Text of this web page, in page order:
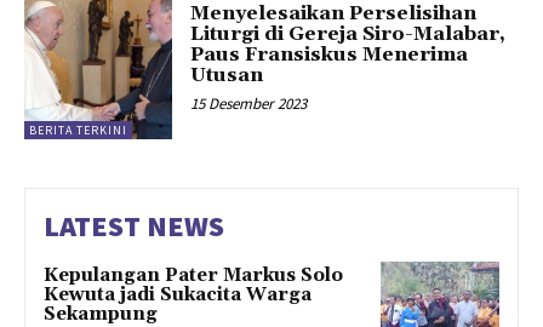
BERITA TERKINI
Menyelesaikan Perselisihan
Liturgi di Gereja Siro-Malabar,
Paus Fransiskus Menerima
Utusan
15 Desember 2023
LATEST NEWS
Kepulangan Pater Markus Solo
Kewuta jadi Sukacita Warga
Sekampung